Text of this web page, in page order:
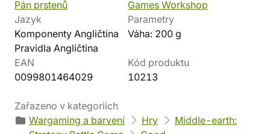
Pán prstenů
Games Workshop
Jazyk
Komponenty Angličtina
Pravidla Angličtina
Parametry
Váha: 200 g
EAN
0099801464029
Kód produktu
10213
Zařazeno v kategoriích
Wargaming a barvení
Hry
Middle-earth: